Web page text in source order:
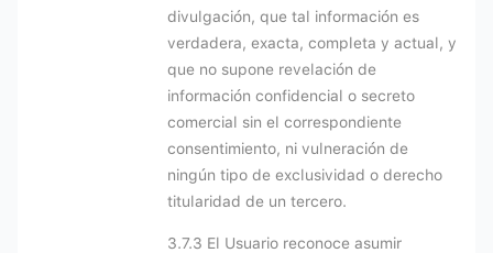
divulgación, que tal información es
verdadera, exacta, completa y actual, y
que no supone revelación de
información confidencial o secreto
comercial sin el correspondiente
consentimiento, ni vulneración de
ningún tipo de exclusividad o derecho
titularidad de un tercero.
3.7.3 El Usuario reconoce asumir